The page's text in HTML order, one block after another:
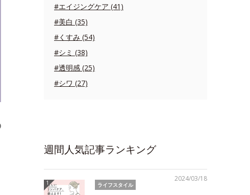
#エイジングケア (41)
#美白 (35)
#くすみ (54)
#シミ (38)
#透明感 (25)
#シワ (27)
週間人気記事ランキング
2024/03/18
ライフスタイル